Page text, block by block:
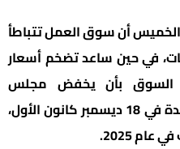
أن سوق العمل تتباطأ
في حين ساعد تضخم أسعار
السوق بأن يخفض مجلس
الاحتياطي الاتحادي أسعار الفائدة في 18 ديسمبر كانون الأول،
2025.